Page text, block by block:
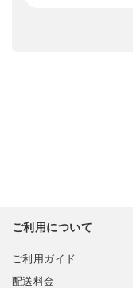
ご利用について
ご利用ガイド
配送料金